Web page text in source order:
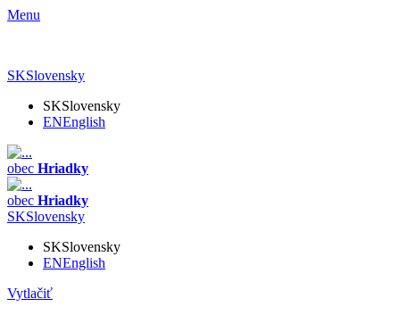
Menu
SKSlovensky
SKSlovensky
ENEnglish
obec Hriadky
obec Hriadky
SKSlovensky
SKSlovensky
ENEnglish
Vytlačiť